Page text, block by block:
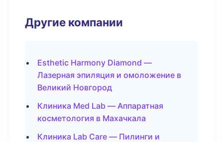
Другие компании
Esthetic Harmony Diamond —
Лазерная эпиляция и омоложение в
Великий Новгород
Клиника Med Lab — Аппаратная
косметология в Махачкала
Клиника Lab Care — Пилинги и